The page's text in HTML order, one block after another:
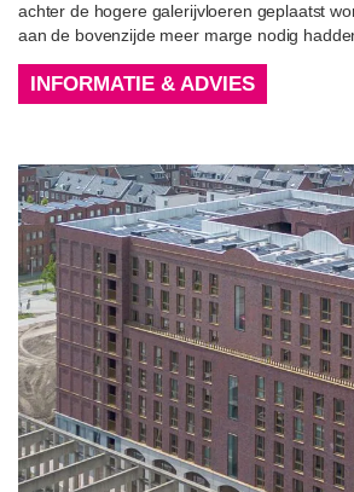
achter de hogere galerijvloeren geplaatst
aan de bovenzijde meer marge nodig
INFORMATIE & ADVIES